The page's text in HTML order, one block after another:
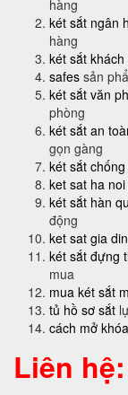
hàng
két sắt ngân
hàng
két sắt khách
safes sản
két sắt văn
phòng
két sắt an
gọn gàng
két sắt
ket sat ha noi
két sắt hàn
động
ket sat gia
két sắt đựng
mua
mua két sắt
tủ hồ sơ sắt
cách mở
Liên